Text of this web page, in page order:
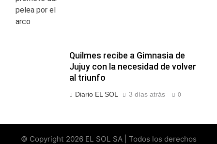
Quilmes recibe a Gimnasia de
Jujuy con la necesidad de volver
al triunfo
Diario EL SOL 3 días atrás 0
© Copyright 2026 EL SOL SA | Todos los derechos